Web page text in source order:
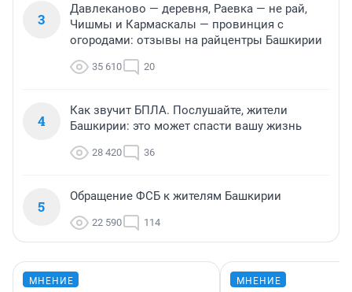
3
Давлеканово — деревня, Раевка — не рай,
Чишмы и Кармаскалы — провинция с
огородами: отзывы на райцентры Башкирии
35 610 20
4
Как звучит БПЛА. Послушайте, жители
Башкирии: это может спасти вашу жизнь
28 420 36
5
Обращение ФСБ к жителям Башкирии
22 590 114
МНЕНИЕ МНЕНИЕ